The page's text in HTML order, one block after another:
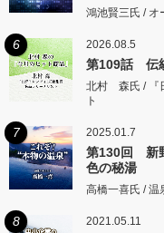
鴻池賢三氏 /
6 2026.08.5
第109話 伝
北村 森氏 / 『
ト
7 2025.01.7
第130回 新
色の秘湯
高橋一喜氏 / 温
8 2021.05.11